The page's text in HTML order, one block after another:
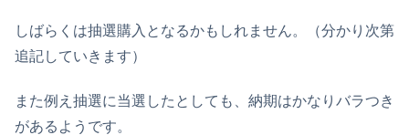
しばらくは抽選購入となるかもしれません。（分かり次第
追記していきます）
また例え抽選に当選したとしても、納期はかなりバラつき
があるようです。